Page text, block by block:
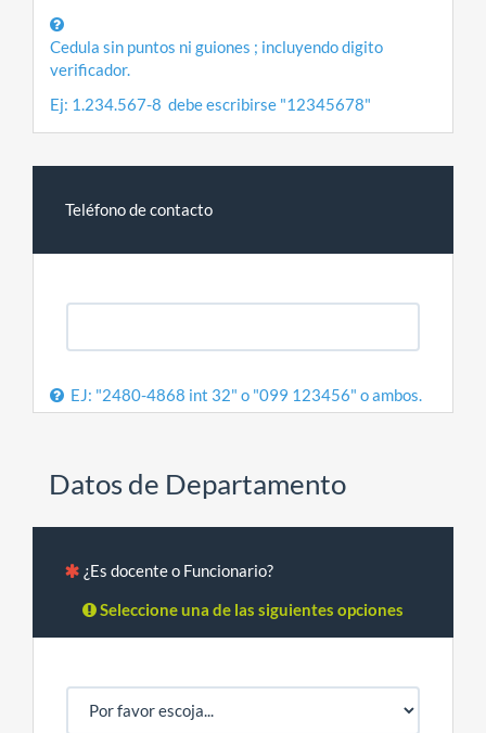
Cedula sin puntos ni guiones ; incluyendo digito
verificador.
Ej: 1.234.567-8 debe escribirse "12345678"
Teléfono de contacto
EJ: "2480-4868 int 32" o "099 123456" o ambos.
Datos de Departamento
¿Es docente o Funcionario?
Seleccione una de las siguientes opciones